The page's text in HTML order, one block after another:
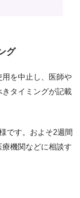
グ
用を中止し、医師や
タイミングが記載
です。およそ2週間
機関などに相談す